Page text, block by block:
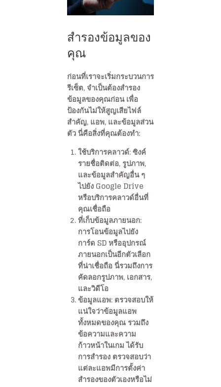
สำรองข้อมูลของ
คุณ
ก่อนที่เราจะเริ่มกระบวนการ
รีเซ็ต, จำเป็นต้องสำรอง
ข้อมูลของคุณก่อน เพื่อ
ป้องกันไม่ให้สูญเสียไฟล์
สำคัญ, แอพ, และข้อมูลส่วน
ตัว นี่คือสิ่งที่คุณต้องทำ:
ใช้บริการคลาวด์: ซิงค์
รายชื่อติดต่อ, รูปภาพ,
และข้อมูลสำคัญอื่น ๆ
ไปยัง Google Drive
หรือบริการคลาวด์อื่นที่
คุณเชื่อถือ
ที่เก็บข้อมูลภายนอก:
การโอนข้อมูลไปยัง
การ์ด SD หรืออุปกรณ์
ภายนอกเป็นอีกตัวเลือก
ที่น่าเชื่อถือ นี่รวมถึงการ
คัดลอกรูปภาพ, เอกสาร,
และวิดีโอ
ข้อมูลแอพ: ตรวจสอบให้
แน่ใจว่าข้อมูลแอพ
ทั้งหมดของคุณ รวมถึง
ข้อความและความ
ก้าวหน้าในเกม ได้รับ
การสำรอง ตรวจสอบว่า
แต่ละแอพมีการตั้งค่า
สำรองของตัวเองหรือไม่